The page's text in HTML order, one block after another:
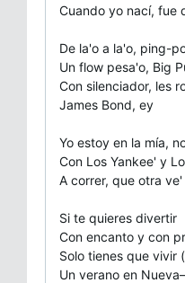
Cuando yo nací, fue
De la'o a la'o, ping-
Un flow pesa'o, Big
Con silenciador, les
James Bond, ey
Yo estoy en la mía,
Con Los Yankee' y
A correr, que otra
Si te quieres divertir
Con encanto y con
Solo tienes que vivir
Un verano en